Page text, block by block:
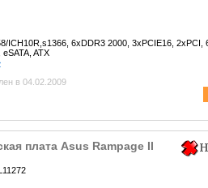
ICH10R,s1366, 6xDDR3 2000, 3xPCIE16, 2xPCI,
ATX
в 04.02.2009
плата Asus Rampage II